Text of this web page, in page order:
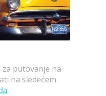
putovanje na
na sledećem